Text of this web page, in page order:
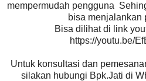
mempermudah pengguna
bisa menjalankan
Bisa dilihat di link
https://youtu.be/
Untuk konsultasi dan
silakan hubungi Bpk.Jati di